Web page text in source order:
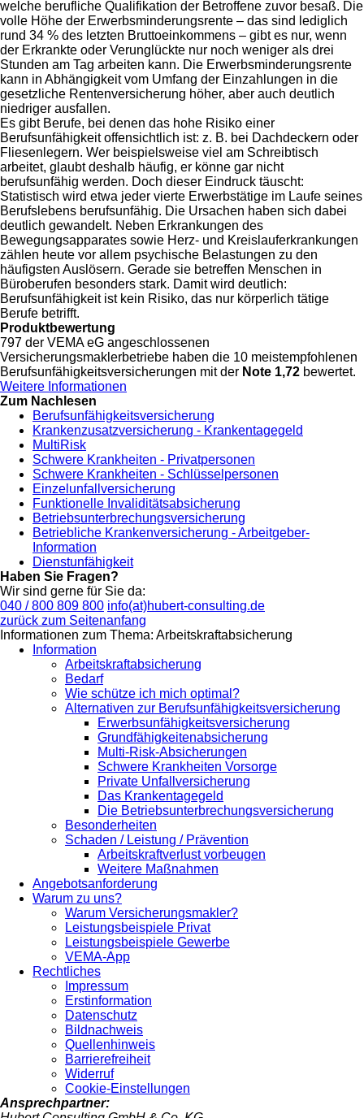
welche berufliche Qualifikation der Betroffene zuvor besaß. Die
volle Höhe der Erwerbsminderungsrente – das sind lediglich
rund 34 % des letzten Bruttoeinkommens – gibt es nur, wenn
der Erkrankte oder Verunglückte nur noch weniger als drei
Stunden am Tag arbeiten kann. Die Erwerbsminderungsrente
kann in Abhängigkeit vom Umfang der Einzahlungen in die
gesetzliche Rentenversicherung höher, aber auch deutlich
niedriger ausfallen.
Es gibt Berufe, bei denen das hohe Risiko einer
Berufsunfähigkeit offensichtlich ist: z. B. bei Dachdeckern oder
Fliesenlegern. Wer beispielsweise viel am Schreibtisch
arbeitet, glaubt deshalb häufig, er könne gar nicht
berufsunfähig werden. Doch dieser Eindruck täuscht:
Statistisch wird etwa jeder vierte Erwerbstätige im Laufe seines
Berufslebens berufsunfähig. Die Ursachen haben sich dabei
deutlich gewandelt. Neben Erkrankungen des
Bewegungsapparates sowie Herz- und Kreislauferkrankungen
zählen heute vor allem psychische Belastungen zu den
häufigsten Auslösern. Gerade sie betreffen Menschen in
Büroberufen besonders stark. Damit wird deutlich:
Berufsunfähigkeit ist kein Risiko, das nur körperlich tätige
Berufe betrifft.
Produktbewertung
797 der VEMA eG angeschlossenen
Versicherungsmaklerbetriebe haben die 10 meistempfohlenen
Berufsunfähigkeitsversicherungen mit der Note 1,72 bewertet.
Weitere Informationen
Zum Nachlesen
Berufsunfähigkeitsversicherung
Krankenzusatzversicherung - Krankentagegeld
MultiRisk
Schwere Krankheiten - Privatpersonen
Schwere Krankheiten - Schlüsselpersonen
Einzelunfallversicherung
Funktionelle Invaliditätsabsicherung
Betriebsunterbrechungsversicherung
Betriebliche Krankenversicherung - Arbeitgeber-
Information
Dienstunfähigkeit
Haben Sie Fragen?
Wir sind gerne für Sie da:
040 / 800 809 800 info(at)hubert-consulting.de
zurück zum Seitenanfang
Informationen zum Thema: Arbeitskraftabsicherung
Information
Arbeitskraftabsicherung
Bedarf
Wie schütze ich mich optimal?
Alternativen zur Berufsunfähigkeitsversicherung
Erwerbsunfähigkeitsversicherung
Grundfähigkeitenabsicherung
Multi-Risk-Absicherungen
Schwere Krankheiten Vorsorge
Private Unfallversicherung
Das Krankentagegeld
Die Betriebsunterbrechungsversicherung
Besonderheiten
Schaden / Leistung / Prävention
Arbeitskraftverlust vorbeugen
Weitere Maßnahmen
Angebotsanforderung
Warum zu uns?
Warum Versicherungsmakler?
Leistungsbeispiele Privat
Leistungsbeispiele Gewerbe
VEMA-App
Rechtliches
Impressum
Erstinformation
Datenschutz
Bildnachweis
Quellenhinweis
Barrierefreiheit
Widerruf
Cookie-Einstellungen
Ansprechpartner: